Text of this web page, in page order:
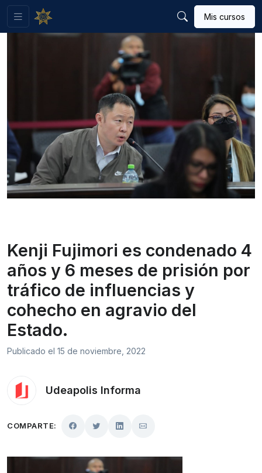
Mis cursos
Kenji Fujimori es condenado 4
años y 6 meses de prisión por
tráfico de influencias y
cohecho en agravio del
Estado.
Publicado el 15 de noviembre, 2022
Udeapolis Informa
COMPARTE: